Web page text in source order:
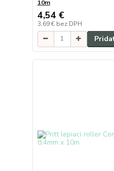
10m
4,54 €
3,69 € bez DPH